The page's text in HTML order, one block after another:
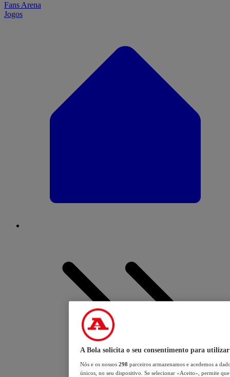
Fans Arena
Jogos
A Bola solicita o seu consentimento para utilizar
Nós e os nossos 298 parceiros armazenamos e acedemos a
únicos, no seu dispositivo. Se selecionar «Aceito», permite